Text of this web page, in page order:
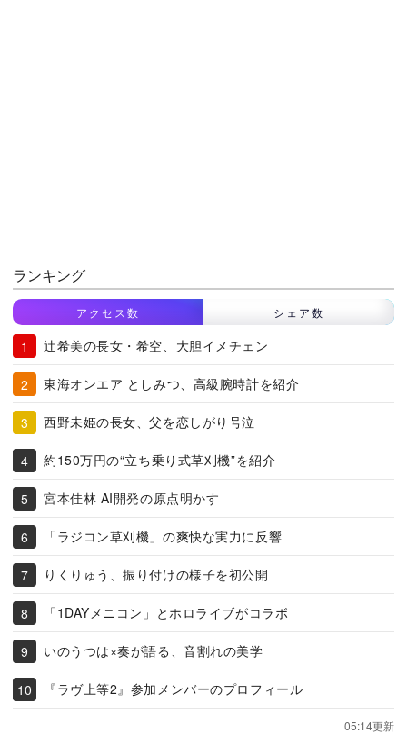
ランキング
アクセス数 シェア数
辻希美の長女・希空、大胆イメチェン
東海オンエア としみつ、高級腕時計を紹介
西野未姫の長女、父を恋しがり号泣
約150万円の“立ち乗り式草刈機”を紹介
宮本佳林 AI開発の原点明かす
「ラジコン草刈機」の爽快な実力に反響
りくりゅう、振り付けの様子を初公開
「1DAYメニコン」とホロライブがコラボ
いのうつは×奏が語る、音割れの美学
『ラヴ上等2』参加メンバーのプロフィール
05:14更新